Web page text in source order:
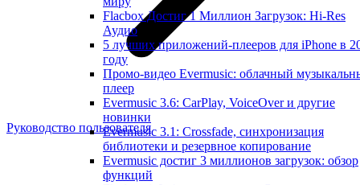
Flacbox Достиг 1 Миллион Загрузок: Hi-Res
Аудио
5 лучших приложений-плееров для iPhone в
году
Промо-видео Evermusic: облачный
плеер
Evermusic 3.6: CarPlay, VoiceOver и другие
новинки
Evermusic 3.1: Crossfade, синхронизация
библиотеки и резервное копирование
Evermusic достиг 3 миллионов загрузок: обзор
функций
Руководство пользователя